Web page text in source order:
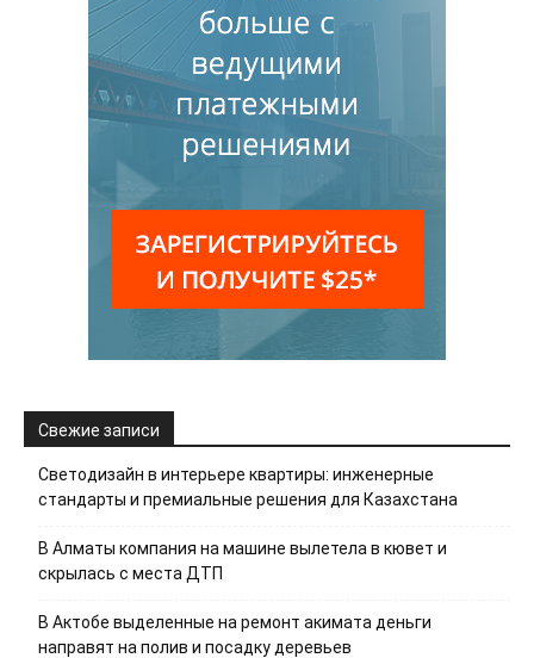
Свежие записи
Светодизайн в интерьере квартиры: инженерные
стандарты и премиальные решения для Казахстана
В Алматы компания на машине вылетела в кювет и
скрылась с места ДТП
В Актобе выделенные на ремонт акимата деньги
направят на полив и посадку деревьев